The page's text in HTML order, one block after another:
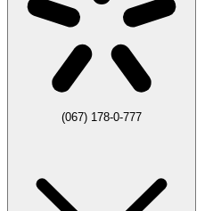
(067) 178-0-777